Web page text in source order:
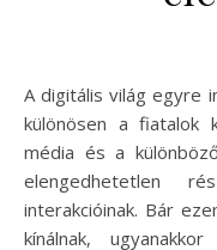
A digitális világ egyre inkább áthatja mindennapi életünket,
különösen a fiatalok
média és a
elengedhetetlen
interakcióinak. Bár
kínálnak,